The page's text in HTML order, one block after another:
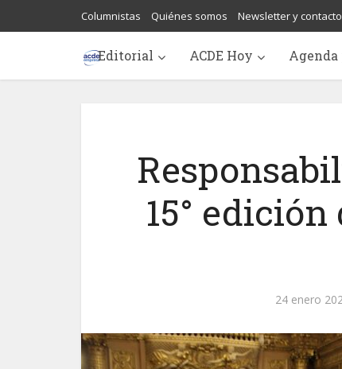
Columnistas Quiénes somos Newsletter y contacto
Editorial ACDE Hoy
15°
24 enero